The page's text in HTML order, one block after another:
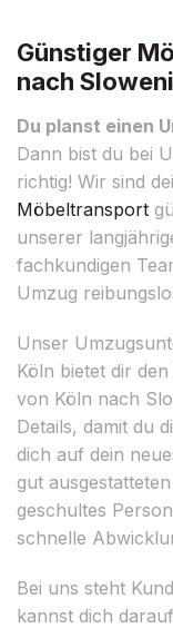
Günstiger
nach
Du planst einen
Dann bist du bei
richtig! Wir sind
Möbeltransport
unserer
fachkundigen
Umzug
Unser
Köln bietet dir
von Köln nach
Details, damit du
dich auf dein
gut
geschultes
schnelle
Bei uns steht
kannst dich